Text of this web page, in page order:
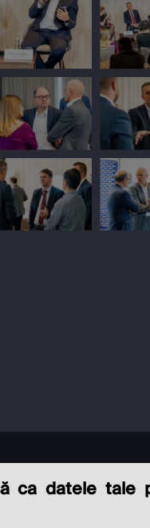
ca datele tale